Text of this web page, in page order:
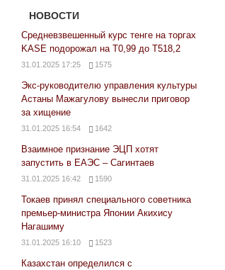
НОВОСТИ
Средневзвешенный курс тенге на торгах
KASE подорожал на Т0,99 до Т518,2
31.01.2025 17:25 1575
Экс-руководителю управления культуры
Астаны Мажагулову вынесли приговор
за хищение
31.01.2025 16:54 1642
Взаимное признание ЭЦП хотят
запустить в ЕАЭС – Сагинтаев
31.01.2025 16:42 1590
Токаев принял специального советника
премьер-министра Японии Акихису
Нагашиму
31.01.2025 16:10 1523
Казахстан определился с